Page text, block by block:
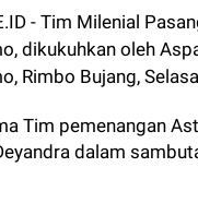
- Tim Milenial
dikukuhkan oleh
Rimbo Bujang,
Tim pemenangan
dalam